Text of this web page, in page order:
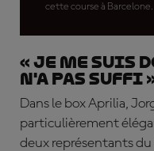
cette course à Barcelone.
« Je me suis
n'a pas suffi
Dans le box Aprilia,
particulièrement
deux représentants